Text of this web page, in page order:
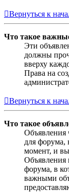
Вернуться к
Что такое
Эти
должны
вверху
Права на
Вернуться к
Что такое
Объявления
для форума,
момент, и
Объявления
форума, в
важными